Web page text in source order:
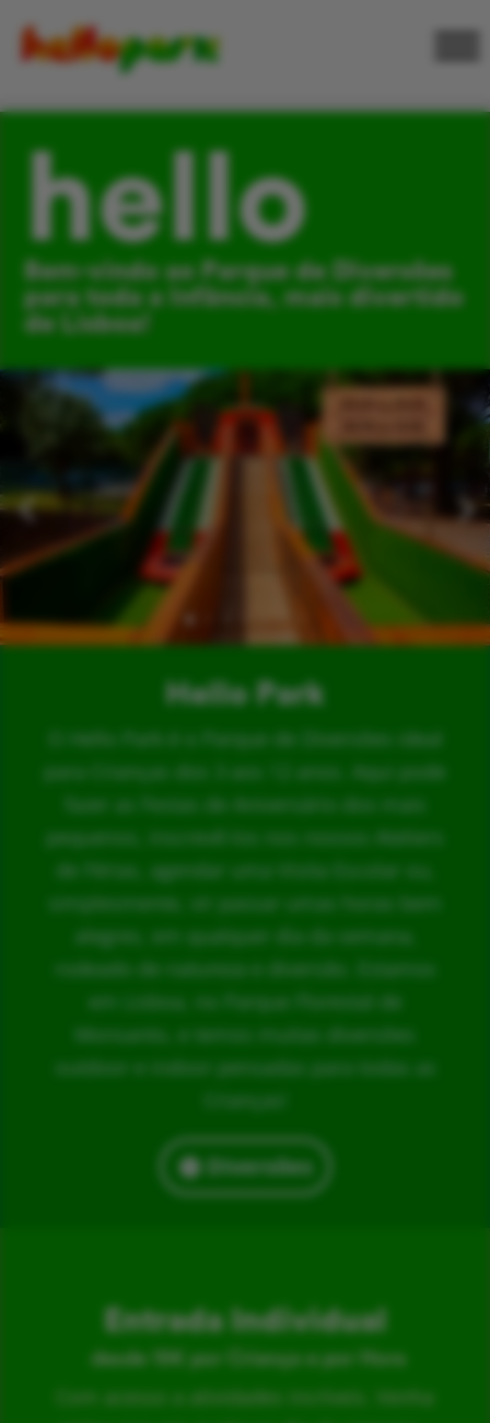
hello
Bem-vindo ao Parque de Diversões
para toda a Infância, mais divertido
de Lisboa!
Hello Park
O Hello Park é o Parque de Diversões ideal
para Crianças dos 3 aos 12 anos. Aqui pode
fazer as Festas de Aniversário dos mais
pequenos, inscrevê-los nos nossos Ateliers
de Férias, agendar uma Visita Escolar ou,
simplesmente, vir passar umas horas bem
alegres, em qualquer dia da semana,
rodeado de natureza e diversão. Estamos
em Lisboa, no Parque Florestal de
Monsanto, e temos muitas diversões
outdoor e indoor pensadas para todas as
Crianças!
Diversões
Entrada Individual
desde 15€ por Criança e por Hora
Com acesso a atividades incríveis. Venha